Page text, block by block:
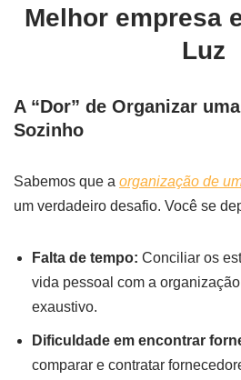
Melhor empresa
Luz
A “Dor” de Organizar
Sozinho
Sabemos que a organização de
um verdadeiro desafio. Você se
Falta de tempo: Conciliar os
vida pessoal com a
exaustivo.
Dificuldade em encontrar
comparar e contratar